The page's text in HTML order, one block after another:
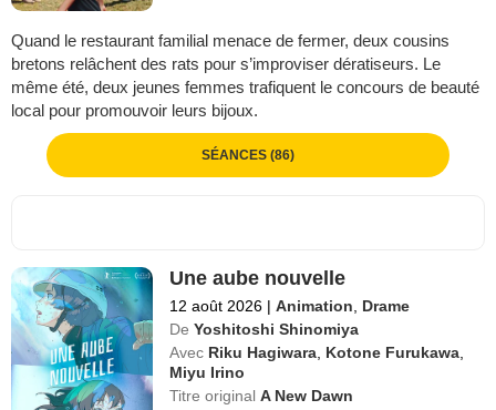
Quand le restaurant familial menace de fermer, deux cousins
bretons relâchent des rats pour s’improviser dératiseurs. Le
même été, deux jeunes femmes trafiquent le concours de beauté
local pour promouvoir leurs bijoux.
SÉANCES (86)
Une aube nouvelle
12 août 2026 | Animation
Drame
De Yoshitoshi Shinomiya
Avec Riku Hagiwara Kotone Furukawa
Miyu Irino
Titre originalA New Dawn